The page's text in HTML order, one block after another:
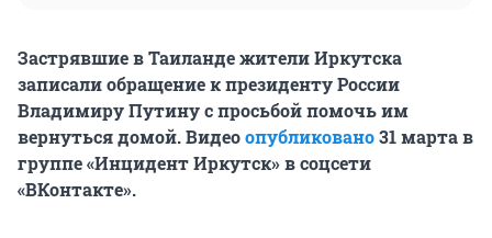
Застрявшие в Таиланде жители Иркутска
записали обращение к президенту России
Владимиру Путину с просьбой помочь им
вернуться домой. Видеоопубликовано31 марта в
группе «Инцидент Иркутск» в соцсети
«ВКонтакте».